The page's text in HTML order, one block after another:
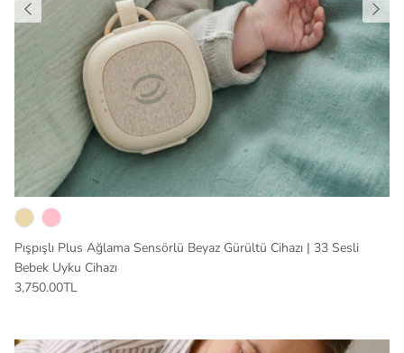
Pışpışlı Plus Ağlama Sensörlü Beyaz Gürültü Cihazı | 33 Sesli
Bebek Uyku Cihazı
3,750.00TL